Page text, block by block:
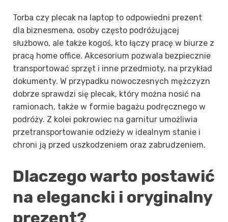
Torba czy plecak na laptop to odpowiedni prezent
dla biznesmena, osoby często podróżującej
służbowo, ale także kogoś, kto łączy pracę w biurze z
pracą home office. Akcesorium pozwala bezpiecznie
transportować sprzęt i inne przedmioty, na przykład
dokumenty. W przypadku nowoczesnych mężczyzn
dobrze sprawdzi się plecak, który można nosić na
ramionach, także w formie bagażu podręcznego w
podróży. Z kolei pokrowiec na garnitur umożliwia
przetransportowanie odzieży w idealnym stanie i
chroni ją przed uszkodzeniem oraz zabrudzeniem.
Dlaczego warto postawić
na elegancki i oryginalny
prezent?